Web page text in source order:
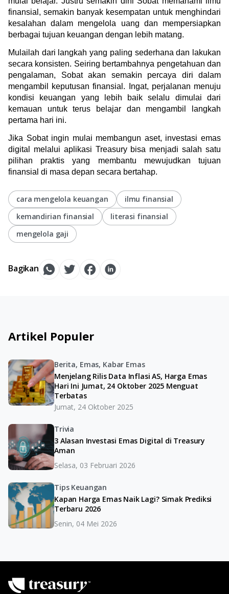
finansial, semakin banyak kesempatan untuk menghindari
kesalahan dalam mengelola uang dan mempersiapkan
berbagai tujuan keuangan dengan lebih matang.
Mulailah dari langkah yang paling sederhana dan lakukan
secara konsisten. Seiring bertambahnya pengetahuan dan
pengalaman, Sobat akan semakin percaya diri dalam
mengambil keputusan finansial. Ingat, perjalanan menuju
kondisi keuangan yang lebih baik selalu dimulai dari
kemauan untuk terus belajar dan mengambil langkah
pertama hari ini.
Jika Sobat ingin mulai membangun aset, investasi emas
digital melalui aplikasi Treasury bisa menjadi salah satu
pilihan praktis yang membantu mewujudkan tujuan
finansial di masa depan secara bertahap.
cara mengelola keuangan
ilmu finansial
kemandirian finansial
literasi finansial
mengelola gaji
Bagikan
Artikel Populer
Berita, Emas, Kabar Emas
Menjelang Rilis Data Inflasi AS, Harga Emas
Hari Ini Jumat, 24 Oktober 2025 Menguat
Terbatas
Jumat, 24 Oktober 2025
Trivia
3 Alasan Investasi Emas Digital di Treasury
Aman
Selasa, 03 Februari 2026
Tips Keuangan
Kapan Harga Emas Naik Lagi? Simak Prediksi
Terbaru 2026
Senin, 04 Mei 2026